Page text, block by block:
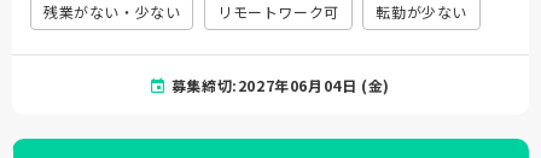
残業がない・少ない リモートワーク可 転勤が少ない
募集締切:2027年06月04日 (金)